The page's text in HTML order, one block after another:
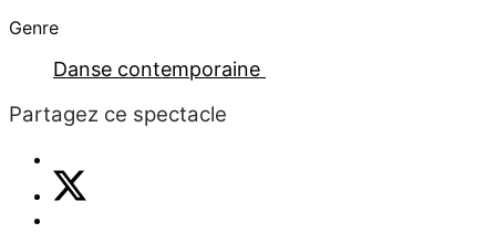
Genre
Danse contemporaine
Partagez ce spectacle